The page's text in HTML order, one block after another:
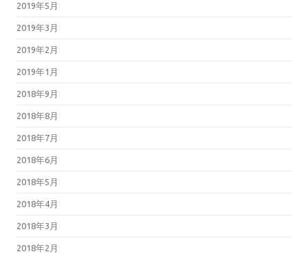
2019年5月
2019年3月
2019年2月
2019年1月
2018年9月
2018年8月
2018年7月
2018年6月
2018年5月
2018年4月
2018年3月
2018年2月